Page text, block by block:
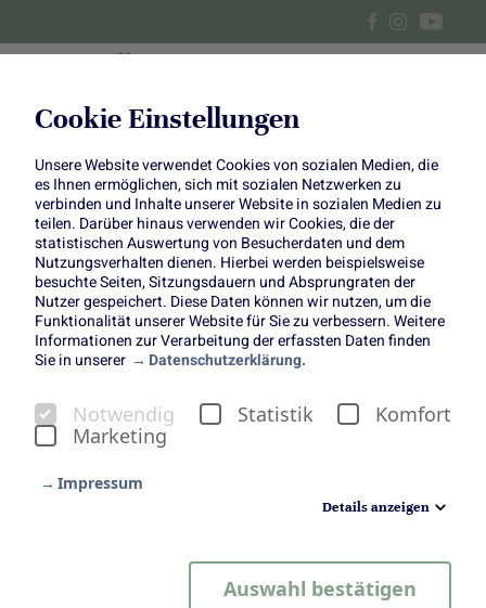
Cookie Einstellungen
Unsere Website verwendet Cookies von sozialen Medien, die
es Ihnen ermöglichen, sich mit sozialen Netzwerken zu
verbinden und Inhalte unserer Website in sozialen Medien zu
teilen. Darüber hinaus verwenden wir Cookies, die der
statistischen Auswertung von Besucherdaten und dem
Nutzungsverhalten dienen. Hierbei werden beispielsweise
besuchte Seiten, Sitzungsdauern und Absprungraten der
Nutzer gespeichert. Diese Daten können wir nutzen, um die
Funktionalität unserer Website für Sie zu verbessern. Weitere
Informationen zur Verarbeitung der erfassten Daten finden
Sie in unserer
Datenschutzerklärung.
Notwendig Statistik
Komfort
Marketing
Impressum
Details anzeigen
Auswahl bestätigen
Zweierlei vom Fenchel
Zweierlei vom Fenchel
Gebackener Fenchel und Fenchelsalat mit
Gorgonzola